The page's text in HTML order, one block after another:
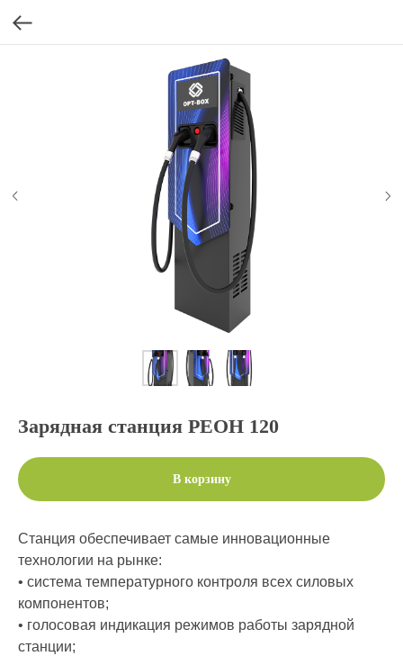
Зарядная станция РЕОН 120
В корзину
Станция обеспечивает самые инновационные
технологии на рынке:
• система температурного контроля всех силовых
компонентов;
• голосовая индикация режимов работы зарядной
станции;